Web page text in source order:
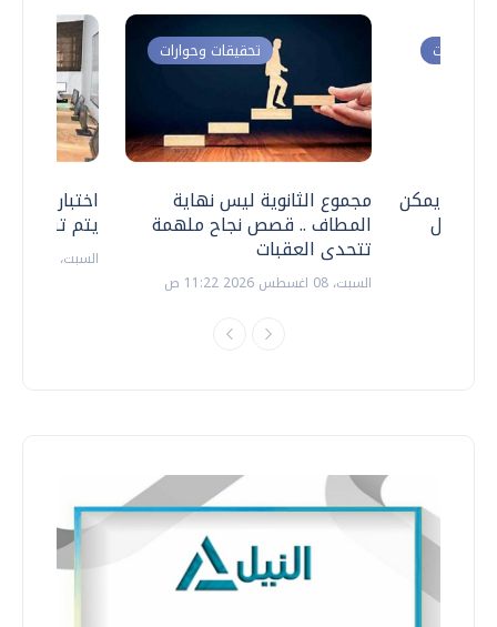
اختبارات
يتم
السبت، 18 يوليو 2026 09:22 ص
تحقيقات وحوارات
مجموع الثانوية ليس نهاية
المطاف .. قصص نجاح ملهمة
تتحدى العقبات
السبت، 08 اغسطس 2026 11:22 ص
وحوارات
.. هل يمكن
نتعامل